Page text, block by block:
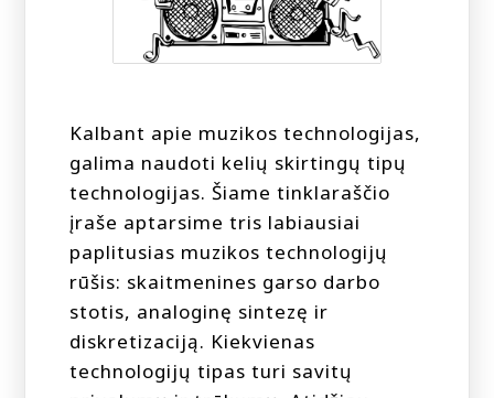
Kalbant apie muzikos technologijas,
galima naudoti kelių skirtingų tipų
technologijas. Šiame tinklaraščio
įraše aptarsime tris labiausiai
paplitusias muzikos technologijų
rūšis: skaitmenines garso darbo
stotis, analoginę sintezę ir
diskretizaciją. Kiekvienas
technologijų tipas turi savitų